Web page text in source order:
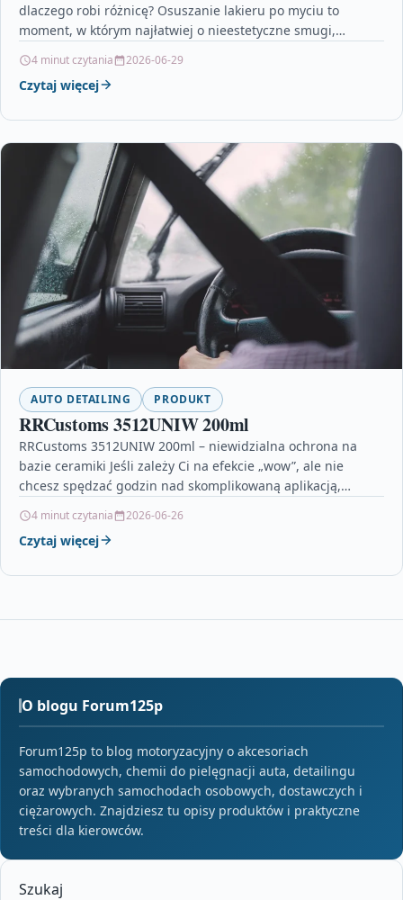
dlaczego robi różnicę? Osuszanie lakieru po myciu to
moment, w którym najłatwiej o nieestetyczne smugi,…
4 minut czytania 2026-06-29
Czytaj więcej
AUTO DETAILING PRODUKT
RRCustoms 3512UNIW 200ml
RRCustoms 3512UNIW 200ml – niewidzialna ochrona na
bazie ceramiki Jeśli zależy Ci na efekcie „wow”, ale nie
chcesz spędzać godzin nad skomplikowaną aplikacją,
4 minut czytania 2026-06-26
Czytaj więcej
O blogu Forum125p
Forum125p to blog motoryzacyjny o akcesoriach
samochodowych, chemii do pielęgnacji auta, detailingu
oraz wybranych samochodach osobowych, dostawczych i
ciężarowych. Znajdziesz tu opisy produktów i praktyczne
treści dla kierowców.
Szukaj